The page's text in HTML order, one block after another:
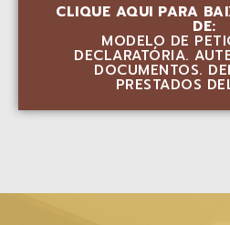
CLIQUE AQUI PARA
DE:
MODELO DE
DECLARATÓRIA.
DOCUMENTOS.
PRESTADOS